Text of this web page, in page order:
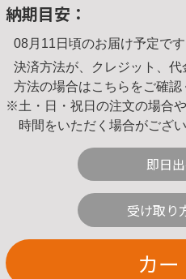
納期目安：
08月11日頃のお届け予定です
決済方法が、クレジット、
方法の場合はこちら をご確認
※土・日・祝日の注文の場合
時間をいただく場合がござい
即日
受け取り
カ